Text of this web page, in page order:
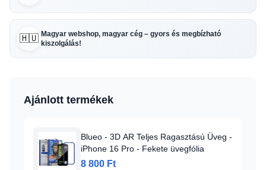
🇭🇺 Magyar webshop, magyar cég – gyors és megbízható
kiszolgálás!
Ajánlott termékek
Blueo - 3D AR Teljes Ragasztású Üveg -
iPhone 16 Pro - Fekete üvegfólia
8 800 Ft